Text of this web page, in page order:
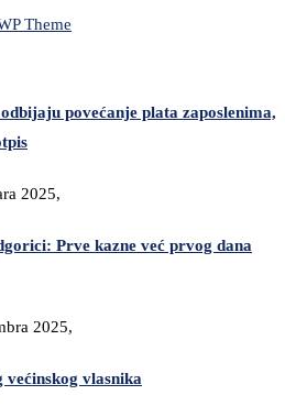
povećanje plata zaposlenima,
2025,
Prve kazne već prvog dana
2025,
većinskog vlasnika